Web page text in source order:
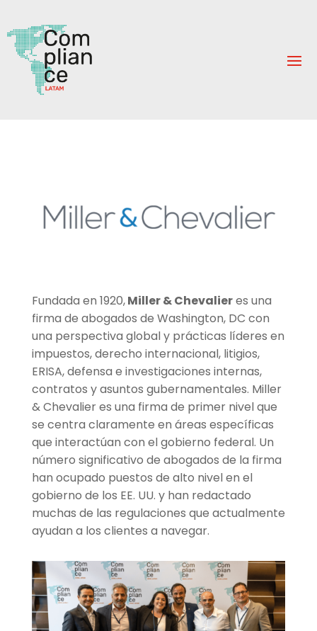
Fundada en 1920,Miller & Chevalieres una
firma de abogados de Washington, DC con
una perspectiva global y prácticas líderes en
impuestos, derecho internacional, litigios,
ERISA, defensa e investigaciones internas,
contratos y asuntos gubernamentales. Miller
& Chevalier es una firma de primer nivel que
se centra claramente en áreas específicas
que interactúan con el gobierno federal. Un
número significativo de abogados de la firma
han ocupado puestos de alto nivel en el
gobierno de los EE. UU. y han redactado
muchas de las regulaciones que actualmente
ayudan a los clientes a navegar.